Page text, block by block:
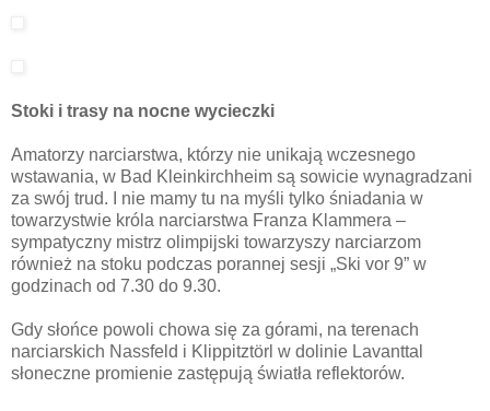
Stoki i trasy na nocne wycieczki
Amatorzy narciarstwa, którzy nie unikają wczesnego
wstawania, w Bad Kleinkirchheim są sowicie wynagradzani
za swój trud. I nie mamy tu na myśli tylko śniadania w
towarzystwie króla narciarstwa Franza Klammera –
sympatyczny mistrz olimpijski towarzyszy narciarzom
również na stoku podczas porannej sesji „Ski vor 9” w
godzinach od 7.30 do 9.30.
Gdy słońce powoli chowa się za górami, na terenach
narciarskich Nassfeld i Klippitztörl w dolinie Lavanttal
słoneczne promienie zastępują światła reflektorów.